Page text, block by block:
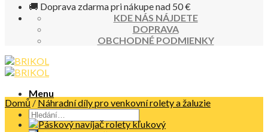
🚚 Doprava zdarma pri nákupe nad 50 €
KDE NÁS NÁJDETE
DOPRAVA
OBCHODNÉ PODMIENKY
Menu
Domů / Náhradní díly pro venkovní rolety a žaluzie